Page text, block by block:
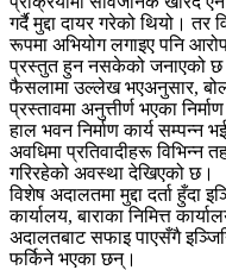
गर्दै मुद्दा दायर गरेको थियो।
रूपमा अभियोग लगाइए पनि
प्रस्तुत हुन नसकेको जनाएको
फैसलामा उल्लेख भएअनुसार,
प्रस्तावमा अनुत्तीर्ण भएका
हाल भवन निर्माण कार्य सम्पन्न
अवधिमा प्रतिवादीहरू विभिन्न
गरिरहेको अवस्था देखिएको छ।
विशेष अदालतमा मुद्दा दर्ता हुँदा
कार्यालय, बाराका निमित्त
अदालतबाट सफाइ पाएसँगै
फर्किने भएका छन्।